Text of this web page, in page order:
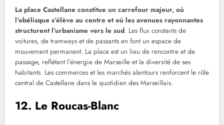
La place Castellane constitue un carrefour majeur, où
l’obélisque s’élève au centre et où les avenues rayonnantes
structurent l’urbanisme vers le sud. Les flux constants de
voitures, de tramways et de passants en font un espace de
mouvement permanent. La place est un lieu de rencontre et de
passage, reflétant l’énergie de Marseille et la diversité de ses
habitants. Les commerces et les marchés alentours renforcent le rôle
central de Castellane dans le quotidien des Marseillais.
12. Le Roucas-Blanc